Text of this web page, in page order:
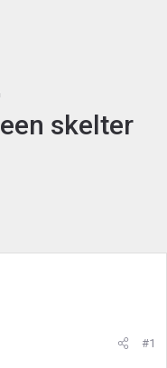
skelter
#1